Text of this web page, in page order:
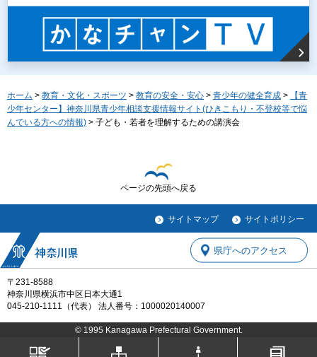
ホーム > 教育・文化・スポーツ > 教育の安全・安心 > 青少年の健全育成 >
【青
少年センター】神奈川県青少年相談支援情報サイト(ひきこもり・不登校等で悩
んでいる方への情報) > 子ども・若者を理解するための講演会
ページの先頭へ戻る
サイトマップ サイトポリシー
〒231-8588
神奈川県横浜市中区日本大通1
045-210-1111（代表） 法人番号：1000020140007
県庁へのアクセス
© 1995 Kanagawa Prefectural Government.